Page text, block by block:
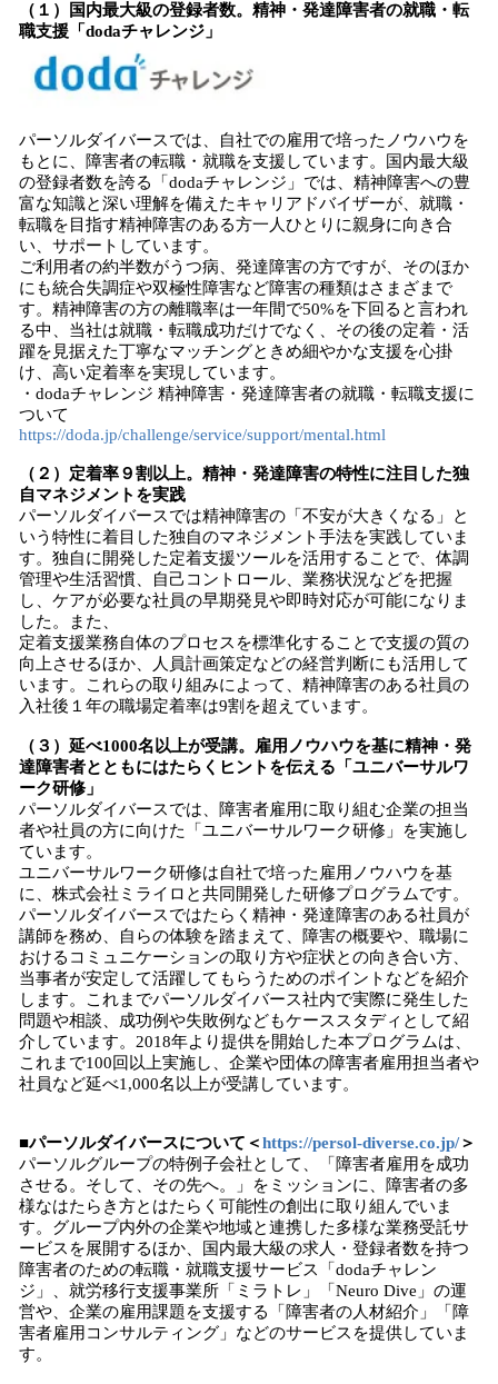
（１）国内最大級の登録者数。精神・発達障害者の就職・転
職支援「dodaチャレンジ」
パーソルダイバースでは、自社での雇用で培ったノウハウを
もとに、障害者の転職・就職を支援しています。国内最大級
の登録者数を誇る「dodaチャレンジ」では、精神障害への豊
富な知識と深い理解を備えたキャリアドバイザーが、就職・
転職を目指す精神障害のある方一人ひとりに親身に向き合
い、サポートしています。
ご利用者の約半数がうつ病、発達障害の方ですが、そのほか
にも統合失調症や双極性障害など障害の種類はさまざまで
す。精神障害の方の離職率は一年間で50%を下回ると言われ
る中、当社は就職・転職成功だけでなく、その後の定着・活
躍を見据えた丁寧なマッチングときめ細やかな支援を心掛
け、高い定着率を実現しています。
・dodaチャレンジ 精神障害・発達障害者の就職・転職支援に
ついて
https://doda.jp/challenge/service/support/mental.html
（２）定着率９割以上。精神・発達障害の特性に注目した独
自マネジメントを実践
パーソルダイバースでは精神障害の「不安が大きくなる」と
いう特性に着目した独自のマネジメント手法を実践していま
す。独自に開発した定着支援ツールを活用することで、体調
管理や生活習慣、自己コントロール、業務状況などを把握
し、ケアが必要な社員の早期発見や即時対応が可能になりま
した。また、
定着支援業務自体のプロセスを標準化することで支援の質の
向上させるほか、人員計画策定などの経営判断にも活用して
います。これらの取り組みによって、精神障害のある社員の
入社後１年の職場定着率は9割を超えています。
（３）延べ1000名以上が受講。雇用ノウハウを基に精神・発
達障害者とともにはたらくヒントを伝える「ユニバーサルワ
ーク研修」
パーソルダイバースでは、障害者雇用に取り組む企業の担当
者や社員の方に向けた「ユニバーサルワーク研修」を実施し
ています。
ユニバーサルワーク研修は自社で培った雇用ノウハウを基
に、株式会社ミライロと共同開発した研修プログラムです。
パーソルダイバースではたらく精神・発達障害のある社員が
講師を務め、自らの体験を踏まえて、障害の概要や、職場に
おけるコミュニケーションの取り方や症状との向き合い方、
当事者が安定して活躍してもらうためのポイントなどを紹介
します。これまでパーソルダイバース社内で実際に発生した
問題や相談、成功例や失敗例などもケーススタディとして紹
介しています。2018年より提供を開始した本プログラムは、
これまで100回以上実施し、企業や団体の障害者雇用担当者や
社員など延べ1,000名以上が受講しています。
■パーソルダイバースについて＜https://persol-diverse.co.jp/＞
パーソルグループの特例子会社として、「障害者雇用を成功
させる。そして、その先へ。」をミッションに、障害者の多
様なはたらき方とはたらく可能性の創出に取り組んでいま
す。グループ内外の企業や地域と連携した多様な業務受託サ
ービスを展開するほか、国内最大級の求人・登録者数を持つ
障害者のための転職・就職支援サービス「dodaチャレン
ジ」、就労移行支援事業所「ミラトレ」「Neuro Dive」の運
営や、企業の雇用課題を支援する「障害者の人材紹介」「障
害者雇用コンサルティング」などのサービスを提供していま
す。